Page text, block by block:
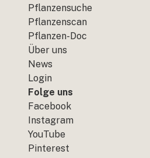
Pflanzensuche
Pflanzenscan
Pflanzen-Doc
Über uns
News
Login
Folge uns
Facebook
Instagram
YouTube
Pinterest